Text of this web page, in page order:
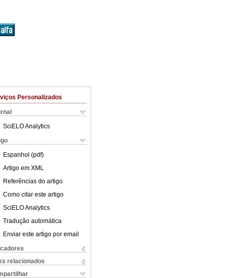
Personalizados
SciELO Analytics
Espanhol (pdf)
Artigo em XML
Referências do artigo
Como citar este artigo
SciELO Analytics
Tradução automática
Enviar este artigo por email
relacionados